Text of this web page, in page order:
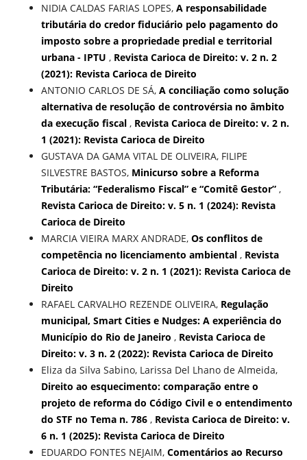
NIDIA CALDAS FARIAS LOPES, A responsabilidade
tributária do credor fiduciário pelo pagamento do
imposto sobre a propriedade predial e territorial
urbana - IPTU , Revista Carioca de Direito: v. 2 n. 2
(2021): Revista Carioca de Direito
ANTONIO CARLOS DE SÁ, A conciliação como solução
alternativa de resolução de controvérsia no âmbito
da execução fiscal , Revista Carioca de Direito: v. 2 n.
1 (2021): Revista Carioca de Direito
GUSTAVA DA GAMA VITAL DE OLIVEIRA, FILIPE
SILVESTRE BASTOS, Minicurso sobre a Reforma
Tributária: “Federalismo Fiscal” e “Comitê Gestor” ,
Revista Carioca de Direito: v. 5 n. 1 (2024): Revista
Carioca de Direito
MARCIA VIEIRA MARX ANDRADE, Os conflitos de
competência no licenciamento ambiental , Revista
Carioca de Direito: v. 2 n. 1 (2021): Revista Carioca de
Direito
RAFAEL CARVALHO REZENDE OLIVEIRA, Regulação
municipal, Smart Cities e Nudges: A experiência do
Município do Rio de Janeiro , Revista Carioca de
Direito: v. 3 n. 2 (2022): Revista Carioca de Direito
Eliza da Silva Sabino, Larissa Del Lhano de Almeida,
Direito ao esquecimento: comparação entre o
projeto de reforma do Código Civil e o entendimento
do STF no Tema n. 786 , Revista Carioca de Direito: v.
6 n. 1 (2025): Revista Carioca de Direito
EDUARDO FONTES NEJAIM, Comentários ao Recurso